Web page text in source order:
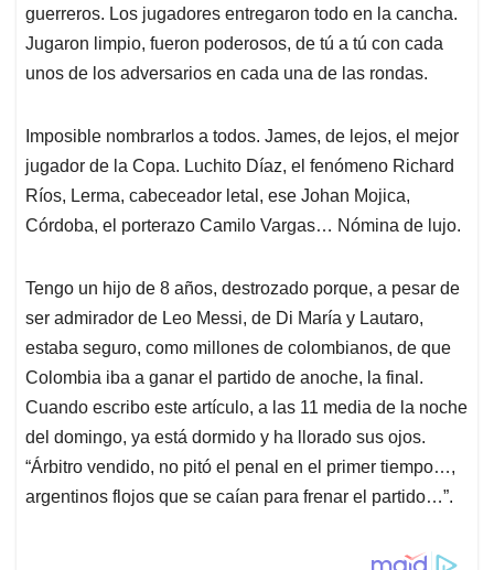
p
p
o
k
I
n
s
guerreros. Los jugadores entregaron todo en la cancha.
Jugaron limpio, fueron poderosos, de tú a tú con cada
unos de los adversarios en cada una de las rondas.
Imposible nombrarlos a todos. James, de lejos, el mejor
jugador de la Copa. Luchito Díaz, el fenómeno Richard
Ríos, Lerma, cabeceador letal, ese Johan Mojica,
Córdoba, el porterazo Camilo Vargas… Nómina de lujo.
Tengo un hijo de 8 años, destrozado porque, a pesar de
ser admirador de Leo Messi, de Di María y Lautaro,
estaba seguro, como millones de colombianos, de que
Colombia iba a ganar el partido de anoche, la final.
Cuando escribo este artículo, a las 11 media de la noche
del domingo, ya está dormido y ha llorado sus ojos.
“Árbitro vendido, no pitó el penal en el primer tiempo…,
argentinos flojos que se caían para frenar el partido…”.